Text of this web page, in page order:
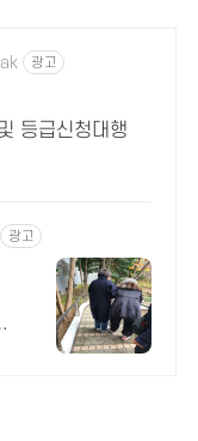
광고
등급신청대행
광고